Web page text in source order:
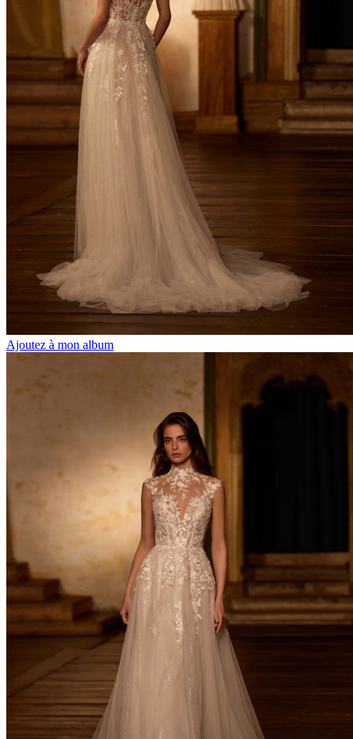
Ajoutez à mon album